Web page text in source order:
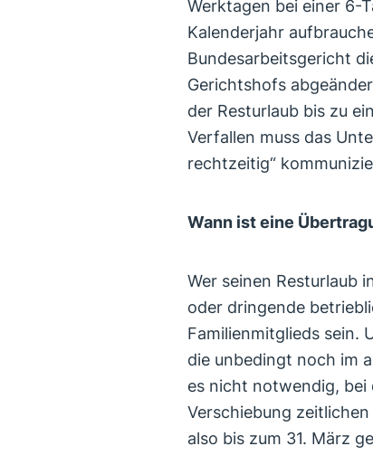
Werktagen bei einer 6-
Kalenderjahr
Bundesarbeitsgericht
Gerichtshofs
der Resturlaub bis zu
Verfallen muss das
rechtzeitig“
Wann ist eine
Wer seinen Resturlaub
oder dringende
Familienmitglieds sein.
die unbedingt noch im
es nicht notwendig, bei
Verschiebung
also bis zum 31. März